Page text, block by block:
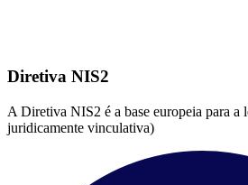
Diretiva NIS2
A Diretiva NIS2 é a base europeia para a
juridicamente vinculativa)